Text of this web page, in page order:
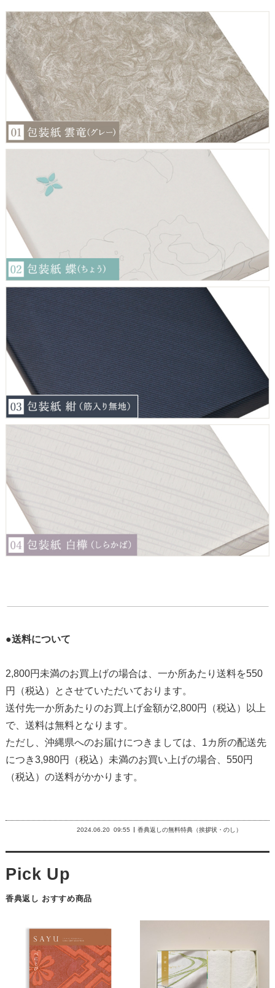
●送料について
2,800円未満のお買上げの場合は、一か所あたり送料を550
円（税込）とさせていただいております。
送付先一か所あたりのお買上げ金額が2,800円（税込）以上
で、送料は無料となります。
ただし、沖縄県へのお届けにつきましては、1カ所の配送先
につき3,980円（税込）未満のお買い上げの場合、550円
（税込）の送料がかかります。
2024.06.20 09:55 香典返しの無料特典（挨拶状・のし）
香典返し おすすめ商品